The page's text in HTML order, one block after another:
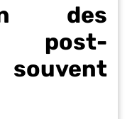
des
post-